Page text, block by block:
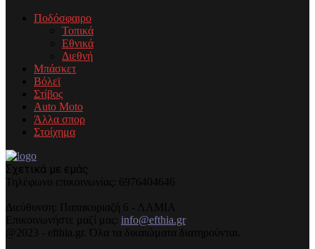
Ποδόσφαιρο
Τοπικά
Εθνικά
Διεθνή
Μπάσκετ
Βόλεϊ
Στίβος
Auto Moto
Άλλα σπορ
Στοίχημα
Σχετικά με εμάς
Τηλέφωνo επικοινωνίας: 6976404646
Διεύθυνση: Παπακυριαζή 6 - ΛΑΜΙΑ
Επικοινωνήστε μαζί μας: info@efthia.gr
@2023 - efthia.gr. Όλα τα δικαιώματα διατηρούνται.